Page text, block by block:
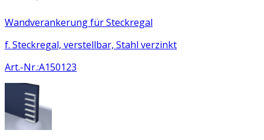
Wandverankerung für Steckregal
f. Steckregal, verstellbar, Stahl verzinkt
Art.-Nr.:A150123